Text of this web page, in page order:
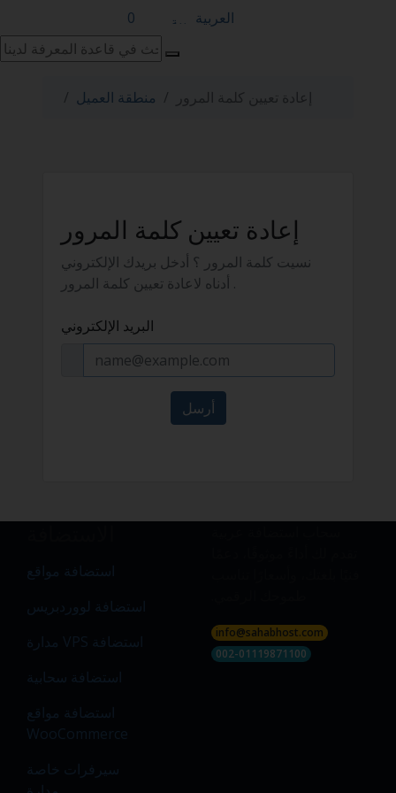
0 العربية
منطقة العميل إعادة تعيين كلمة المرور
إعادة تعيين كلمة المرور
نسيت كلمة المرور ؟ أدخل بريدك الإلكتروني
أدناه لاعادة تعيين كلمة المرور .
البريد الإلكتروني
أرسل
info@sahabhost.com
002-01119871100
استضافة مواقع
استضافة لووردبريس
استضافة VPS مدارة
استضافة سحابية
استضافة مواقع
WooCommerce
سيرفرات خاصة